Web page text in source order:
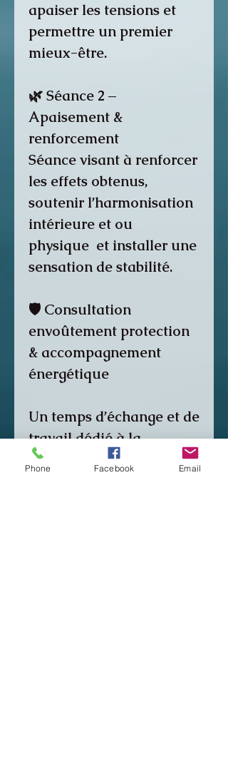
apaiser les tensions et
permettre un premier
mieux-être.
🌿 Séance 2 –
Apaisement &
renforcement
Séance visant à renforcer
les effets obtenus,
soutenir l’harmonisation
intérieure et ou
physique et installer une
sensation de stabilité.
🛡️ Consultation
envoûtement protection
& accompagnement
énergétique
Un temps d’échange et de
travail dédié à la
protection et au soutien
Phone Facebook Email